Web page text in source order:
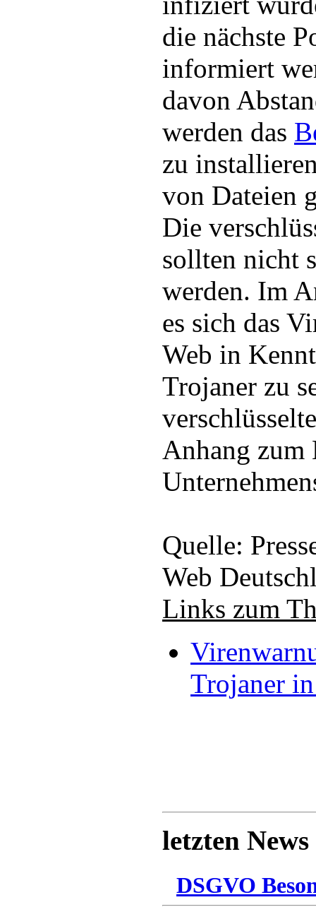
die nächste
informiert
davon
werden das
zu
von Dateien
Die
sollten nicht
werden. Im
es sich das
Web in
Trojaner zu
Anhang zum
Quelle:
Web
Links zum
Trojaner
letzten News
DSGVO